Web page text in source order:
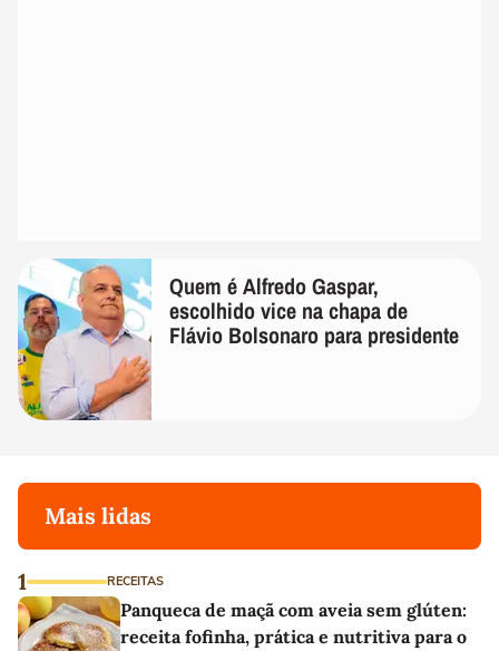
Quem é Alfredo Gaspar,
escolhido vice na chapa de
Flávio Bolsonaro para presidente
Mais lidas
1 RECEITAS
Panqueca de maçã com aveia sem glúten:
receita fofinha, prática e nutritiva para o